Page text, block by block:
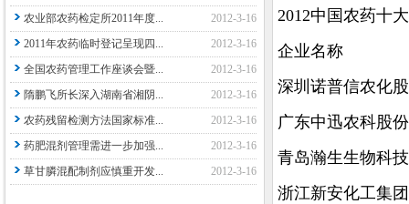
农业部农药检定所2011年度...
2012-3-16
2011年农药临时登记呈现四...
2012-3-16
全国农药管理工作座谈会暨...
2012-3-16
隋鹏飞所长深入湖南省湘阴...
2012-3-16
农药残留检测方法国家标准...
2012-3-16
药肥混剂管理需进一步加强...
2012-3-16
草甘膦混配制剂应慎重开发...
2012-3-16
2012中国农药十
企业名称
深圳诺普信农化
广东中迅农科股
青岛瀚生生物科
浙江新安化工集